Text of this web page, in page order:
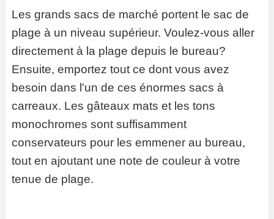
Les grands sacs de marché portent le sac de
plage à un niveau supérieur. Voulez-vous aller
directement à la plage depuis le bureau?
Ensuite, emportez tout ce dont vous avez
besoin dans l'un de ces énormes sacs à
carreaux. Les gâteaux mats et les tons
monochromes sont suffisamment
conservateurs pour les emmener au bureau,
tout en ajoutant une note de couleur à votre
tenue de plage.